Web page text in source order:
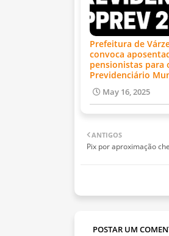
Prefeitura de
convoca
pensionistas para
Previdenciário
May 16, 2025
ANTIGOS
Pix por aproximação
POSTAR UM